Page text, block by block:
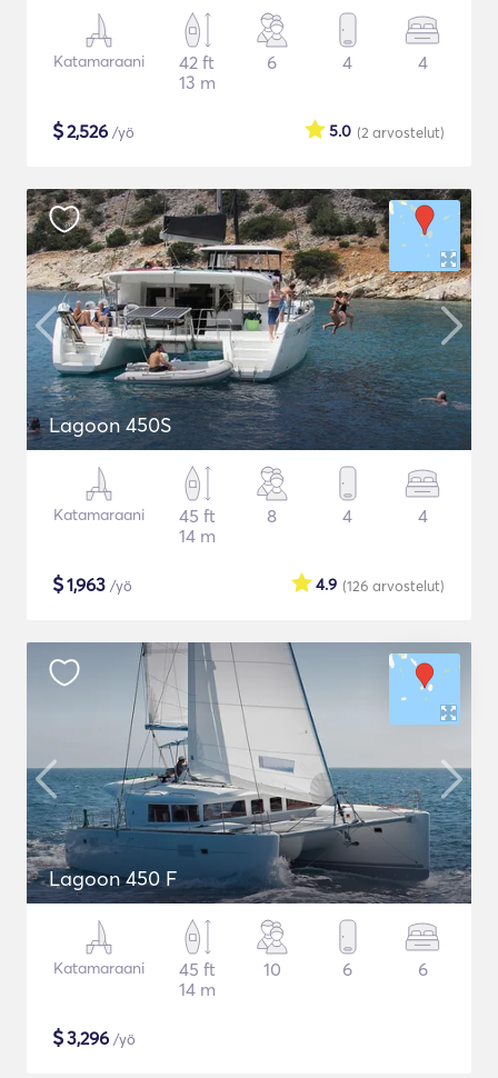
Katamaraani
42 ft
13 m
6 4 4
$2,526 /yö (2 arvostelut)
5.0
Lagoon 450S
Katamaraani
45 ft
14 m
8 4 4
$1,963 /yö (126 arvostelut)
4.9
Lagoon 450 F
Katamaraani
45 ft
14 m
10 6 6
$3,296 /yö